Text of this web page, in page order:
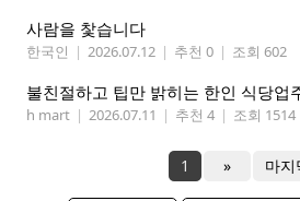
사람을 찿습니다
한국인 | 2026.07.12 | 추천 0 | 조회 602
불친절하고 팁만 밝히는 한인 식당업
h mart | 2026.07.11 | 추천 4 | 조회 1514
1 » 마지